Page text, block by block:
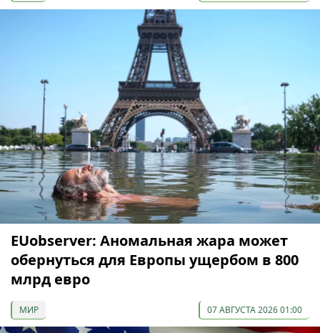
EUobserver: Аномальная жара может
обернуться для Европы ущербом в 800
млрд евро
МИР 07 АВГУСТА 2026 01:00